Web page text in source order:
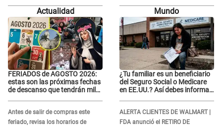
Saldaña contra su tío: "Cómplice"
Saldaña contra su tío: "Cómplice"
Actualidad
FERIADOS de AGOSTO 2026:
estas son las próximas fechas
de descanso que tendrán miles
Antes de salir de compras este
feriado, revisa los horarios de
Mundo
¿Tu familiar es un beneficiario
del Seguro Social o Medicare
en EE.UU.? Así debes informar
ALERTA CLIENTES DE WALMART |
FDA anunció el RETIRO DE